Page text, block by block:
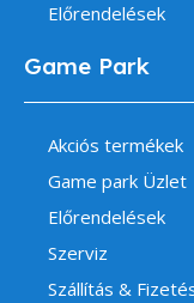
Előrendelések
Game Park
Akciós termékek
Game park Üzlet
Előrendelések
Szerviz
Szállítás &